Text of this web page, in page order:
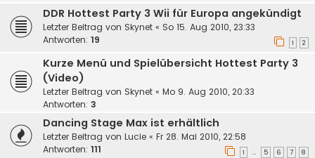
DDR Hottest Party 3 Wii für Europa angekündigt
Letzter Beitrag von Skynet « So 15. Aug 2010, 23:33
Antworten: 19 1 2
Kurze Menü und Spielübersicht Hottest Party 3
(Video)
Letzter Beitrag von Skynet « Mo 9. Aug 2010, 20:33
Antworten: 3
Dancing Stage Max ist erhältlich
Letzter Beitrag von Lucie « Fr 28. Mai 2010, 22:58
Antworten: 111 1 … 5 6 7 8